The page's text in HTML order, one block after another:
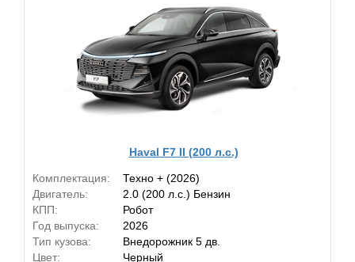
Haval F7 II (200 л.с.)
Комплектация:
Техно + (2026)
Двигатель:
2.0 (200 л.с.) Бензин
КПП:
Робот
Год выпуска:
2026
Тип кузова:
Внедорожник 5 дв.
Цвет:
Черный